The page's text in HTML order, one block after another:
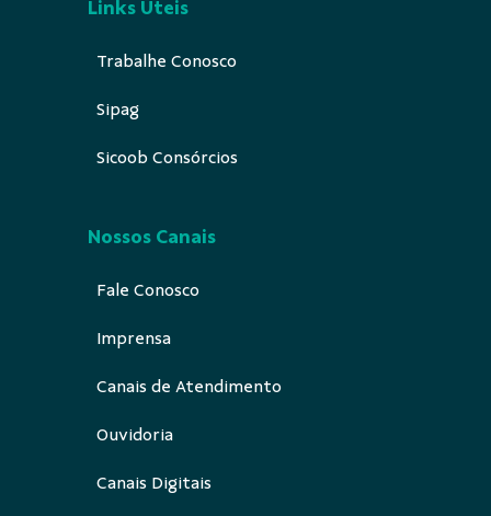
Links Úteis
Trabalhe Conosco
Sipag
Sicoob Consórcios
Nossos Canais
Fale Conosco
Imprensa
Canais de Atendimento
Ouvidoria
Canais Digitais